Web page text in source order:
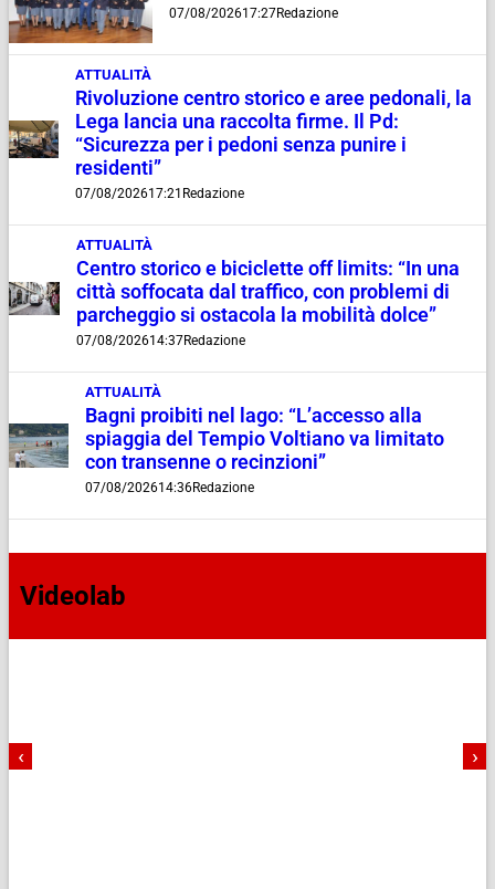
07/08/202617:27Redazione
ATTUALITÀ
Rivoluzione centro storico e aree pedonali, la
Lega lancia una raccolta firme. Il Pd:
“Sicurezza per i pedoni senza punire i
residenti”
07/08/202617:21 Redazione
ATTUALITÀ
Centro storico e biciclette off limits: “In una
città soffocata dal traffico, con problemi di
parcheggio si ostacola la mobilità dolce”
07/08/202614:37Redazione
ATTUALITÀ
Bagni proibiti nel lago: “L’accesso alla
spiaggia del Tempio Voltiano va limitato
con transenne o recinzioni”
07/08/202614:36Redazione
Videolab
‹ ›